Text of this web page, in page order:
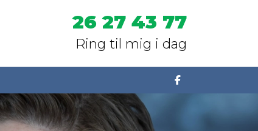
26 27 43 77
Ring til mig i dag